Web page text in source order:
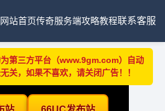
网站首页传奇服务端攻略教程联系客服
第三方平台（www.9gm.com）自动
关，如果不喜欢，请关闭广告！！